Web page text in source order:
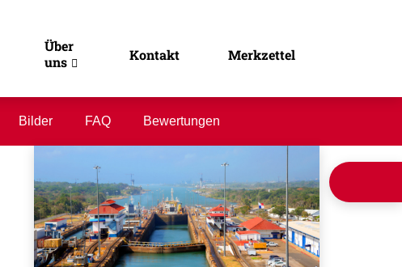
Über
uns
Kontakt Merkzettel
Bilder FAQ Bewertungen